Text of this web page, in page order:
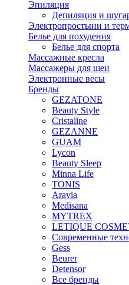
Эпиляция
Депиляция и
Электропростыни и
Белье для похудения
Белье для спорта
Массажные кресла
Массажеры для шеи
Электронные весы
Бренды
GEZATONE
Beauty Style
Cristaline
GEZANNE
GUAM
Lycon
Beauty Sleep
Minna Life
TONIS
Aravia
Medisana
MYTREX
LETIQUE
Современные
Gess
Beurer
Detensor
Все бренды